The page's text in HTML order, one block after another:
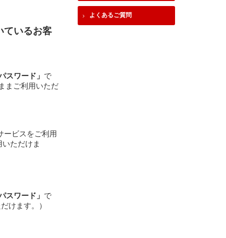
ているお客
ワード」 で
まご利用いただ
ービスをご利用
ただけま
ワード」 で
けます。）
よくあるご質問